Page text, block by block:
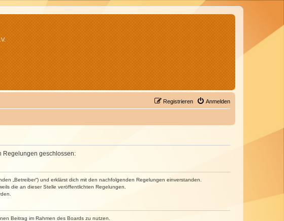
Anmelden
Registrieren
Regelungen geschlossen:
„Betreiber“) und erklärst dich mit den nachfolgenden Regelungen einverstanden.
die an dieser Stelle veröffentlichten Regelungen.
Beitrag im Rahmen des Boards zu nutzen.